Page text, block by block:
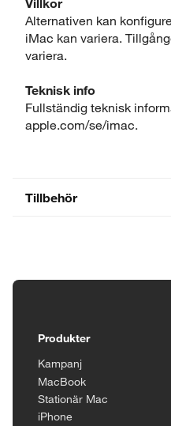
Alternativen kan
iMac kan variera.
variera.
Teknisk info
Fullständig teknisk
apple.com/se/imac.
Tillbehör
Produkter
Kampanj
MacBook
Stationär Mac
iPhone